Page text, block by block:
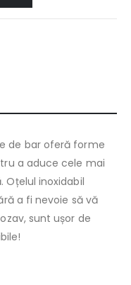
de bar oferă forme
a aduce cele mai
Oțelul inoxidabil
a fi nevoie să vă
sunt ușor de